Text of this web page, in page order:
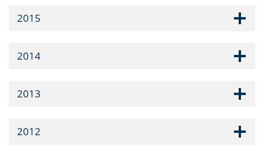
2015
2014
2013
2012